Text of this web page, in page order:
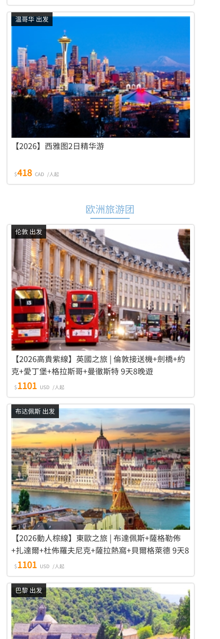
温哥华 出发
【2026】西雅图2日精华游
$418 CAD /人起
欧洲旅游团
伦敦 出发
【2026高貴紫線】英國之旅 | 倫敦接送機+劍橋+約
克+愛丁堡+格拉斯哥+曼徹斯特 9天8晚遊
$1101 USD /人起
布达佩斯 出发
【2026動人棕線】東歐之旅 | 布達佩斯+薩格勒佈
+扎達爾+杜佈羅夫尼克+薩拉熱窩+貝爾格萊德 9天8
晚遊
$1101 USD /人起
巴黎 出发